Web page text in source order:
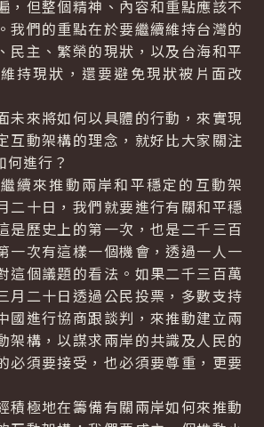
，但整個精神、內容和重點應該不
我們的重點在於要繼續維持台灣的
民主、繁榮的現狀，以及台海和平
持現狀，還要避免現狀被片面改
來將如何以具體的行動，來實現
互動架構的理念，就好比大家關注
何進行？
來推動兩岸和平穩定的互動架
二十日，我們就要進行有關和平穩
是歷史上的第一次，也是二千三百
一次有這樣一個機會，透過一人一
這個議題的看法。如果二千三百萬
月二十日透過公民投票，多數支持
國進行協商跟談判，來推動建立兩
架構，以謀求兩岸的共識及人民的
必須要接受，也必須要尊重，更要
極地在籌備有關兩岸如何來推動